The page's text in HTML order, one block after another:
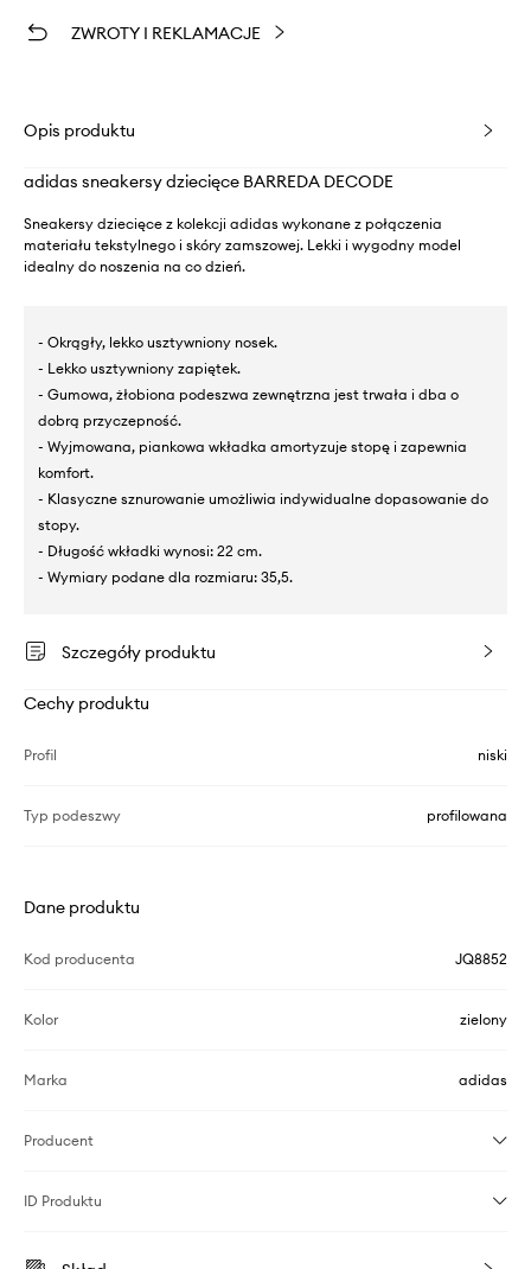
ZWROTY I REKLAMACJE
Opis produktu
adidas sneakersy dziecięce BARREDA DECODE
Sneakersy dziecięce z kolekcji adidas wykonane z połączenia
materiału tekstylnego i skóry zamszowej. Lekki i wygodny model
idealny do noszenia na co dzień.
- Okrągły, lekko usztywniony nosek.
- Lekko usztywniony zapiętek.
- Gumowa, żłobiona podeszwa zewnętrzna jest trwała i dba o
dobrą przyczepność.
- Wyjmowana, piankowa wkładka amortyzuje stopę i zapewnia
komfort.
- Klasyczne sznurowanie umożliwia indywidualne dopasowanie do
stopy.
- Długość wkładki wynosi: 22 cm.
- Wymiary podane dla rozmiaru: 35,5.
Szczegóły produktu
Cechy produktu
Profil niski
Typ podeszwy profilowana
Dane produktu
Kod producenta JQ8852
Kolor zielony
Marka adidas
Producent
ID Produktu